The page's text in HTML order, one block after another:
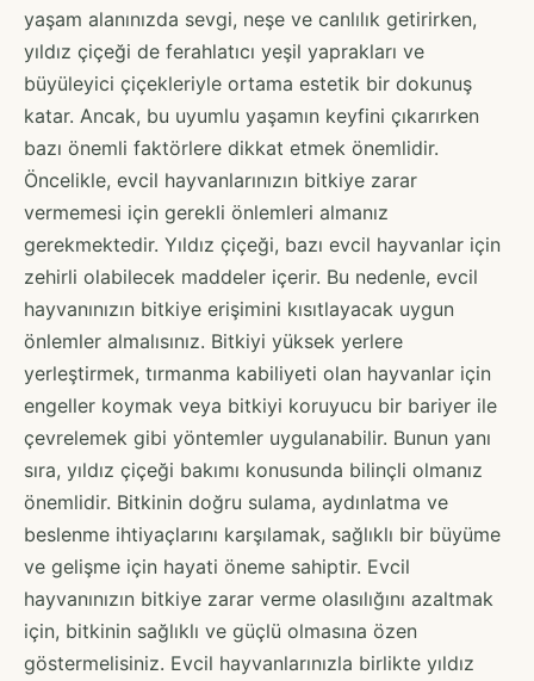
yaşam alanınızda sevgi, neşe ve canlılık getirirken,
yıldız çiçeği de ferahlatıcı yeşil yaprakları ve
büyüleyici çiçekleriyle ortama estetik bir dokunuş
katar. Ancak, bu uyumlu yaşamın keyfini çıkarırken
bazı önemli faktörlere dikkat etmek önemlidir.
Öncelikle, evcil hayvanlarınızın bitkiye zarar
vermemesi için gerekli önlemleri almanız
gerekmektedir. Yıldız çiçeği, bazı evcil hayvanlar için
zehirli olabilecek maddeler içerir. Bu nedenle, evcil
hayvanınızın bitkiye erişimini kısıtlayacak uygun
önlemler almalısınız. Bitkiyi yüksek yerlere
yerleştirmek, tırmanma kabiliyeti olan hayvanlar için
engeller koymak veya bitkiyi koruyucu bir bariyer ile
çevrelemek gibi yöntemler uygulanabilir. Bunun yanı
sıra, yıldız çiçeği bakımı konusunda bilinçli olmanız
önemlidir. Bitkinin doğru sulama, aydınlatma ve
beslenme ihtiyaçlarını karşılamak, sağlıklı bir büyüme
ve gelişme için hayati öneme sahiptir. Evcil
hayvanınızın bitkiye zarar verme olasılığını azaltmak
için, bitkinin sağlıklı ve güçlü olmasına özen
göstermelisiniz. Evcil hayvanlarınızla birlikte yıldız